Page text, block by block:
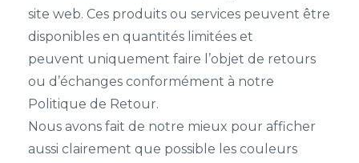
site web. Ces produits ou services peuvent être
disponibles en quantités limitées et
peuvent uniquement faire l’objet de retours
ou d’échanges conformément à notre
Politique de Retour.
Nous avons fait de notre mieux pour afficher
aussi clairement que possible les couleurs